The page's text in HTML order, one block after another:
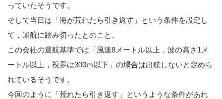
っていたそうです。
そして当日は「海が荒れたら引き返す」という条件を設定し
て，運航に踏み切ったとのこと。
この会社の運航基準では「風速8メートル以上，波の高さ1メ
ートル以上，視界は300ｍ以下」の場合は出航しないと定めら
れているそうです。
今回のように「荒れたら引き返す」というような条件があれ